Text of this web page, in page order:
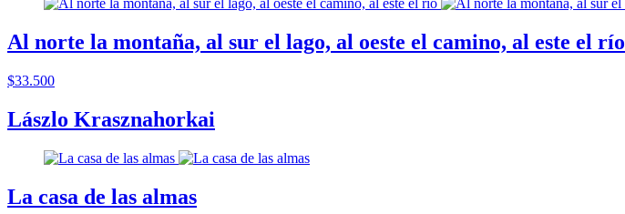
Al norte la montaña, al sur el lago, al oeste el camino, al este el río
$33.500
Lászlo Krasznahorkai
La casa de las almas